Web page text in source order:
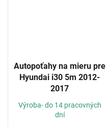
Autopoťahy na mieru pre
Hyundai i30 5m 2012-
2017
Výroba- do 14 pracovných
dní